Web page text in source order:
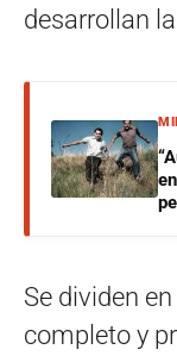
desarrollan
Se dividen
completo y